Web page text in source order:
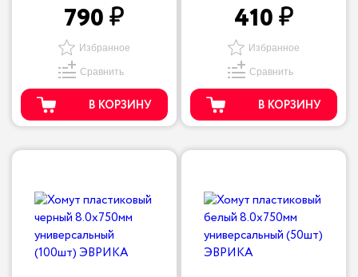
790
Избранное
Сравнить
В КОРЗИНУ
410
Избранное
Сравнить
В КОРЗИНУ